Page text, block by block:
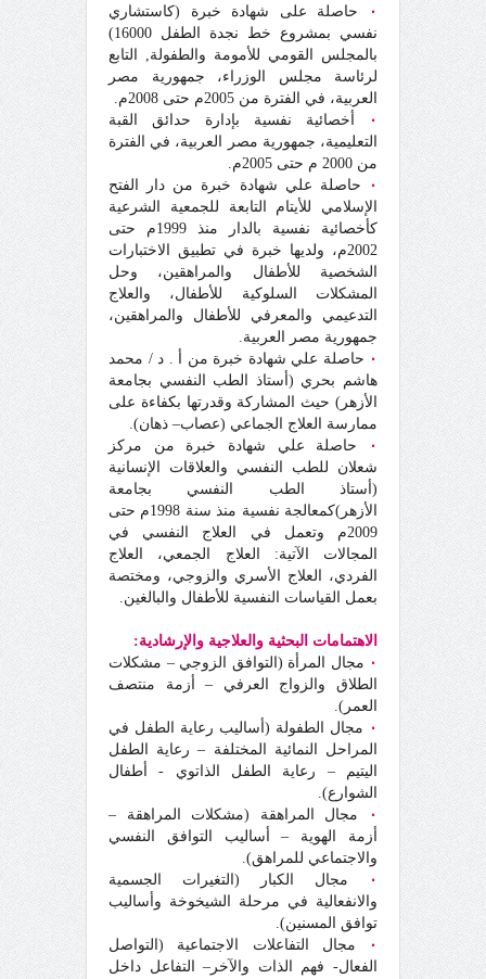
٠
حاصلة على شهادة خبرة (كاستشاري
نفسي بمشروع خط نجدة الطفل 16000)
بالمجلس القومي للأمومة والطفولة, التابع
لرئاسة مجلس الوزراء، جمهورية مصر
العربية، في الفترة من 2005م حتى 2008م.
٠
أخصائية نفسية بإدارة حدائق القبة
التعليمية، جمهورية مصر العربية، في الفترة
من 2000 م حتى 2005م.
٠
حاصلة علي شهادة خبرة من دار الفتح
الإسلامي للأيتام التابعة للجمعية الشرعية
كأخصائية نفسية بالدار منذ 1999م حتى
2002م، ولديها خبرة في تطبيق الاختبارات
الشخصية للأطفال والمراهقين، وحل
المشكلات السلوكية للأطفال، والعلاج
التدعيمي والمعرفي للأطفال والمراهقين،
جمهورية مصر العربية.
٠ حاصلة علي شهادة خبرة من أ . د / محمد
هاشم بحري (أستاذ الطب النفسي بجامعة
الأزهر) حيث المشاركة وقدرتها بكفاءة على
ممارسة العلاج الجماعي (عصاب– ذهان).
٠
حاصلة علي شهادة خبرة من مركز
شعلان للطب النفسي والعلاقات الإنسانية
(أستاذ الطب النفسي بجامعة
الأزهر)كمعالجة نفسية منذ سنة 1998م حتى
2009م وتعمل في العلاج النفسي في
المجالات الآتية: العلاج الجمعي، العلاج
الفردي، العلاج الأسري والزوجي، ومختصة
بعمل القياسات النفسية للأطفال والبالغين.
الاهتمامات البحثية والعلاجية والإرشادية:
٠ مجال المرأة (التوافق الزوجي – مشكلات
الطلاق والزواج العرفي – أزمة منتصف
العمر).
٠ مجال الطفولة (أساليب رعاية الطفل في
المراحل النمائية المختلفة – رعاية الطفل
اليتيم – رعاية الطفل الذاتوي - أطفال
الشوارع).
٠
مجال المراهقة (مشكلات المراهقة –
أزمة الهوية – أساليب التوافق النفسي
والاجتماعي للمراهق).
٠
مجال الكبار (التغيرات الجسمية
والانفعالية في مرحلة الشيخوخة وأساليب
توافق المسنين).
٠
مجال التفاعلات الاجتماعية (التواصل
الفعال- فهم الذات والآخر– التفاعل داخل